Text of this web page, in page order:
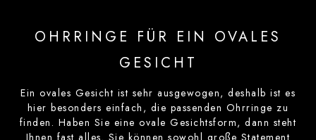
OHRRINGE FÜR EIN OVALES
GESICHT
Ein ovales Gesicht ist sehr ausgewogen, deshalb ist es
hier besonders einfach, die passenden Ohrringe zu
finden. Haben Sie eine ovale Gesichtsform, dann steht
Ihnen fast alles. Sie können sowohl große Statement